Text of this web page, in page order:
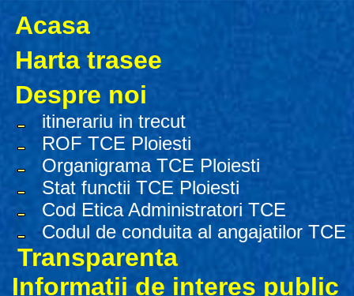
Acasa
Harta trasee
Despre noi
itinerariu in trecut
ROF TCE Ploiesti
Organigrama TCE Ploiesti
Stat functii TCE Ploiesti
Cod Etica Administratori TCE
Codul de conduita al angajatilor TCE
Transparenta
Informatii de interes public